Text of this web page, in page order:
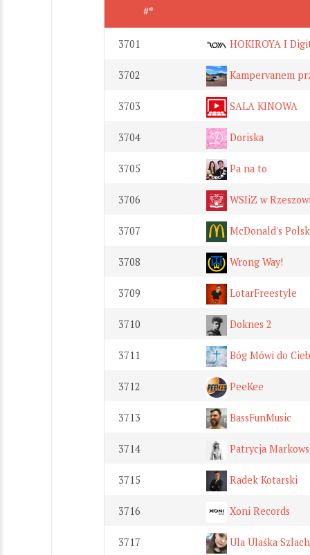
#*
3701 HOKIROYA I
3702 Kampervanem
3703 SALA KINOWA
3704 Doriska
3705 Pa na to
3706 WSIiZ w
3707 McDonald's
3708 Wrong Way!
3709 LotarFreestyle
3710 Doknes 2
3711 Bóg Mówi do
3712 PeeKee
3713 BassFunMusic
3714 Patrycja
3715 Radek Kotarski
3716 Xoni Records
3717 Ula Ulaśka